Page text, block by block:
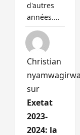
d'autres
années.…
Christian
sur
Exetat
2023-
2024: la